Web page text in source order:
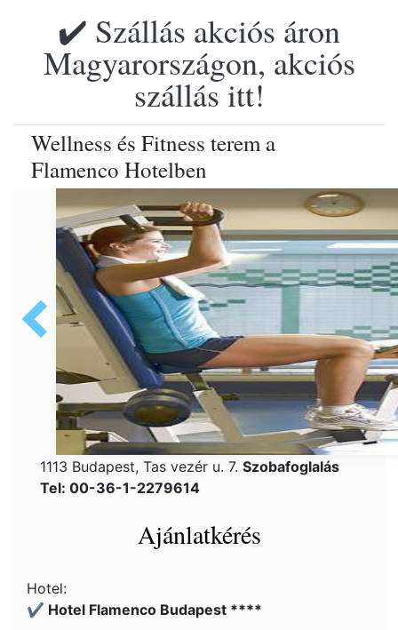
✔️ Szállás akciós áron
Magyarországon, akciós
szállás itt!
Wellness és Fitness terem a
Flamenco Hotelben
1113 Budapest, Tas vezér u. 7. Szobafoglalás
Tel: 00-36-1-2279614
Ajánlatkérés
Hotel:
✔️ Hotel Flamenco Budapest ****